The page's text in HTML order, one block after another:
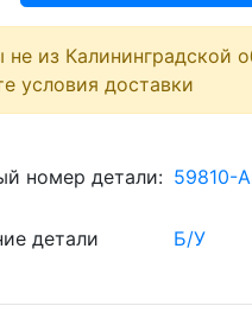
не из Калининградской
условия доставки
номер детали: 59810-
детали Б/У